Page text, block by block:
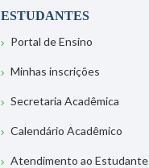
ESTUDANTES
Portal de Ensino
Minhas inscrições
Secretaria Acadêmica
Calendário Acadêmico
Atendimento ao Estudante